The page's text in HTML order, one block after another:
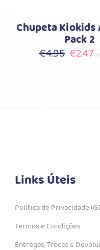
Chupeta Kiokids
Pack 2
€4.95 O
€2.47O
Links Úteis
Política de Privacidade
Termos e Condições
Entregas, Trocas e